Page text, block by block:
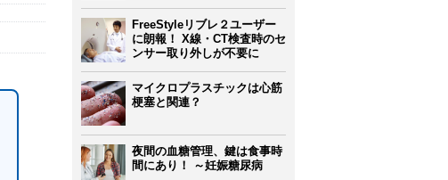
FreeStyleリブレ２ユーザー
に朗報！ X線・CT検査時のセ
ンサー取り外しが不要に
マイクロプラスチックは心筋
梗塞と関連？
夜間の血糖管理、鍵は食事時
間にあり！ ～妊娠糖尿病